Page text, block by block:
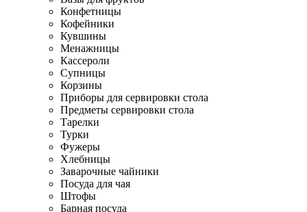
Конфетницы
Кофейники
Кувшины
Менажницы
Кассероли
Супницы
Корзины
Приборы для сервировки стола
Предметы сервировки стола
Тарелки
Турки
Фужеры
Хлебницы
Заварочные чайники
Посуда для чая
Штофы
Барная посуда